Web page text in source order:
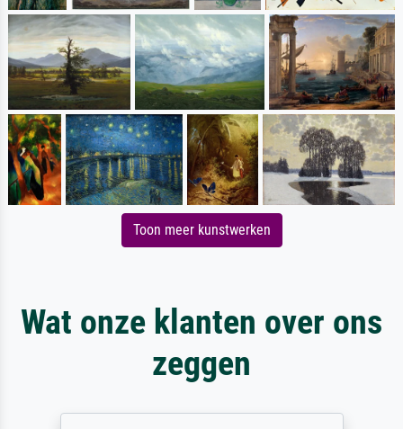
Toon meer kunstwerken
Wat onze klanten over ons
zeggen